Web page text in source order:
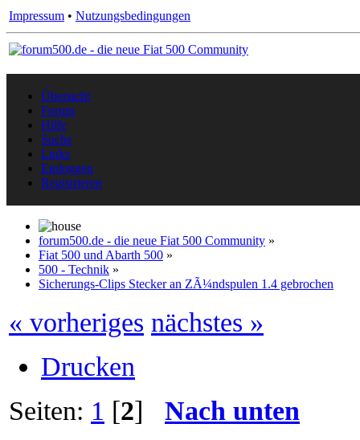
Impressum • Nutzungsbedingungen
Übersicht
Forum
Hilfe
Suche
Links
Einloggen
Registrieren
forum500.de - die neue Fiat 500 Community »
Fiat 500 und Abarth 500 »
500 - Technik »
Sicherungs-Clips Stecker an ZÃ¼ndspulen 1.4 gebrochen
« vorheriges nächstes »
Drucken
Seiten: 1 [2] Nach unten